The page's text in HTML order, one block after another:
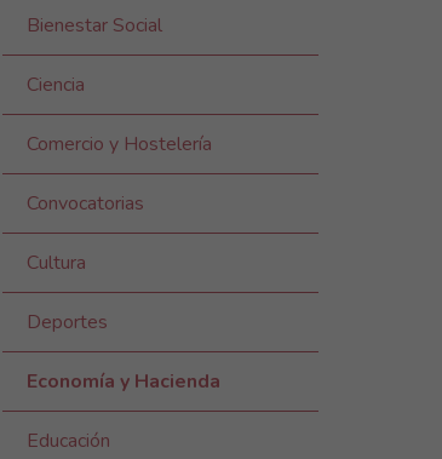
Bienestar Social
Ciencia
Comercio y Hostelería
Convocatorias
Cultura
Deportes
Economía y Hacienda
Educación